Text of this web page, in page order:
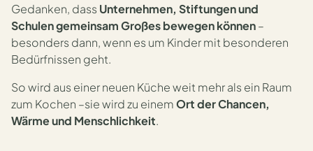
Gedanken, dass Unternehmen, Stiftungen und
Schulen gemeinsam Großes bewegen können–
besonders dann, wenn es um Kinder mit besonderen
Bedürfnissen geht.
So wird aus einer neuen Küche weit mehr als ein Raum
zum Kochen –sie wird zu einemOrt der Chancen,
Wärme und Menschlichkeit.